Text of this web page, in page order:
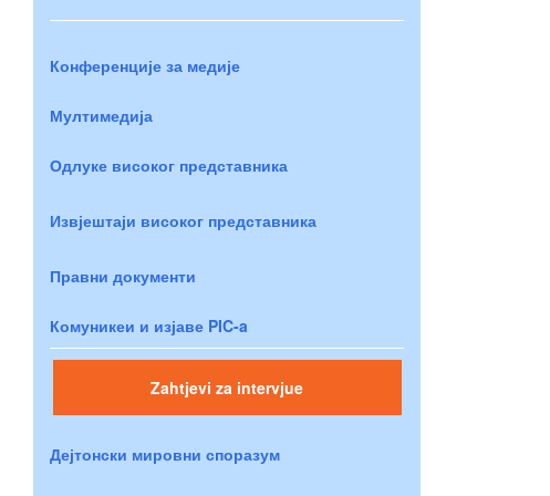
Конференције за медије
Мултимедија
Одлуке високог представника
Извјештаји високог представника
Правни документи
Комуникеи и изјаве PIC-a
Zahtjevi za intervjue
Дејтонски мировни споразум